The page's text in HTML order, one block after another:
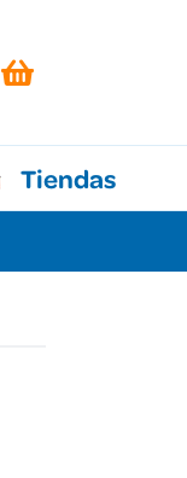
Tiendas